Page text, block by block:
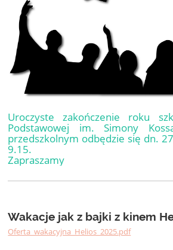
Uroczyste zakończenie roku
Podstawowej im. Simony
przedszkolnym odbędzie się dn.
9.15.
Zapraszamy
Wakacje jak z bajki z kinem
Oferta_wakacyjna_Helios_2025.pdf